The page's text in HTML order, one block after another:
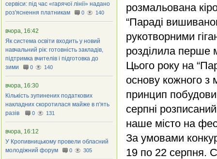
розмальована
“Параді
рукотворними
розділила перше
Цього року на
основу кожного з
принцип побудови
серпні
наше місто на
За умовами
19 по 22 серпня.
сервіси: під час «гарячої лінії» надано
роз'яснення платникам
0 140
вчора, 16:42
Як система освіти входить у новий
навчальний рік: готовність закладів,
підтримка вчителів і підготовка до
зими
0 140
вчора, 16:30
Кількість зупинених податкових
накладних скоротилася майже в п'ять
разів
0 131
вчора, 16:12
У Кропивницькому провели обласний
молодіжний форум
0 305